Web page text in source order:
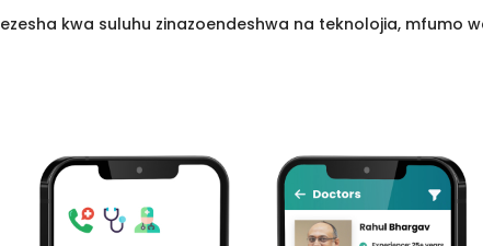
kwa suluhu zinazoendeshwa na teknolojia, mfumo